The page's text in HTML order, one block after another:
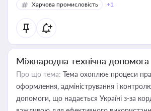
Харчова промисловість
+1
Міжнародна технічна допомога
Про що тема: Тема охоплює процеси
оформлення, адміністрування і контролю
допомоги, що надається Україні з-за